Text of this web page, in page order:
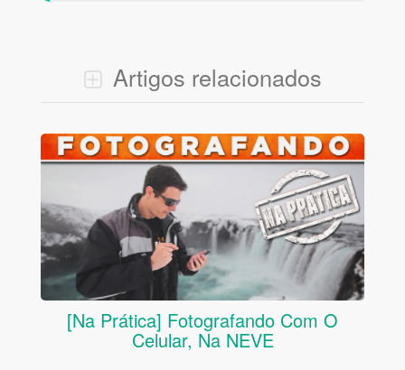
Artigos relacionados
[Na Prática] Fotografando Com O
Celular, Na NEVE